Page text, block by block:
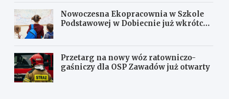
Nowoczesna Ekopracownia w Szkole
Podstawowej w Dobiecnie już wkrótce
Przetarg na nowy wóz ratowniczo-
gaśniczy dla OSP Zawadów już otwarty